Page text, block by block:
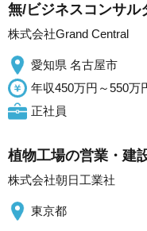
無/ビジネスコンサル
株式会社Grand Central
愛知県 名古屋市
年収450万円～550万
正社員
植物工場の営業・建
株式会社朝日工業社
東京都